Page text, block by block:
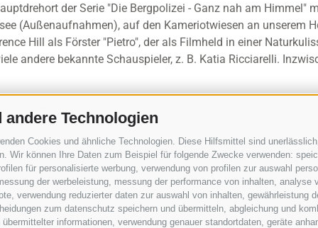
Technologien
Cookies und ähnliche Technologien. Diese Hilfsmittel sind
Wir können Ihre Daten zum Beispiel für folgende Zwecke verwenden:
für personalisierte werbung, verwendung von profilen zur auswahl
der werbeleistung, messung der performance von inhalten,
verwendung reduzierter daten zur auswahl von inhalten,
zum datenschutz speichern und übermitteln, abgleichung und
informationen, verwendung genauer standortdaten, geräte
der Serie "Die Bergpolizei - Ganz nah am
(Außenaufnahmen), auf den Kameriotwiesen an unserem
Hill als Förster "Pietro", der als Filmheld in einer
andere bekannte Schauspieler, z. B. Katia Ricciarelli.
ersetzt
folgte eine vierte. Terence Hill wird in dieser durch den
Die vierte Staffel wurde 2016 gedreht. Die
Toblach, Niederdorf und Meran und wie schon bisher
Films!